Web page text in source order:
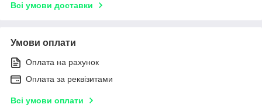
Всі умови доставки
Умови оплати
Оплата на рахунок
Оплата за реквізитами
Всі умови оплати